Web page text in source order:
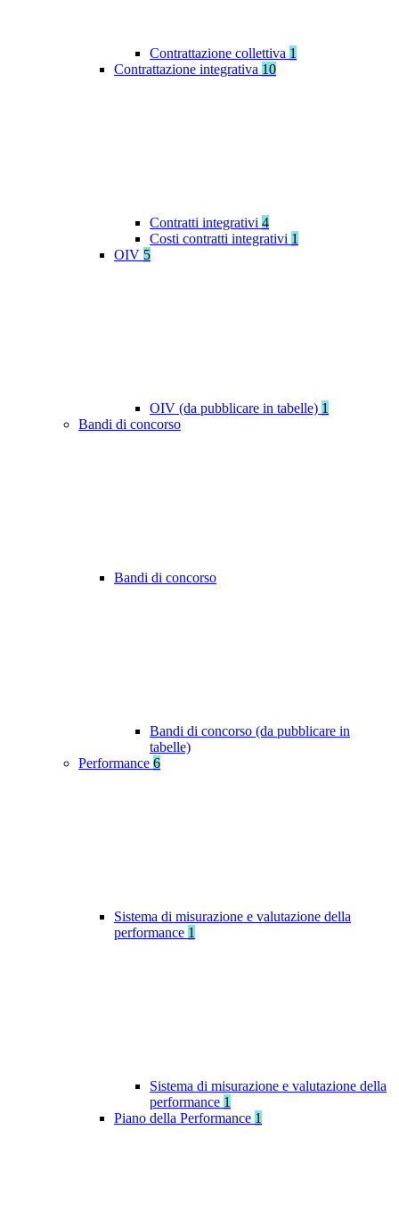
Contrattazione collettiva 1
Contrattazione integrativa 10
Contratti integrativi 4
Costi contratti integrativi 1
OIV 5
OIV (da pubblicare in tabelle) 1
Bandi di concorso
Bandi di concorso
Bandi di concorso (da pubblicare in
tabelle)
Performance 6
Sistema di misurazione e valutazione della
performance 1
Sistema di misurazione e valutazione della
performance 1
Piano della Performance 1